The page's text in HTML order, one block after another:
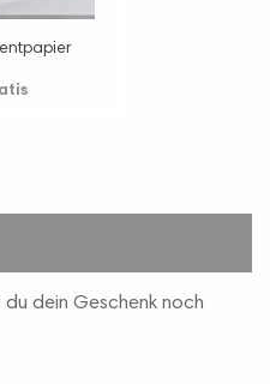
du dein Geschenk noch